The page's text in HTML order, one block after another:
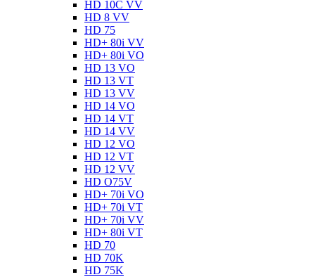
HD 10C VV
HD 8 VV
HD 75
HD+ 80i VV
HD+ 80i VO
HD 13 VO
HD 13 VT
HD 13 VV
HD 14 VO
HD 14 VT
HD 14 VV
HD 12 VO
HD 12 VT
HD 12 VV
HD O75V
HD+ 70i VO
HD+ 70i VT
HD+ 70i VV
HD+ 80i VT
HD 70
HD 70K
HD 75K